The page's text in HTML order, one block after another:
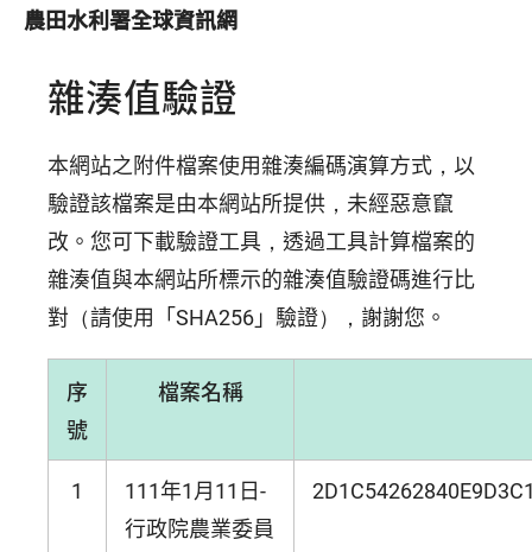
農田水利署全球資訊網
雜湊值驗證
本網站之附件檔案使用雜湊編碼演算方式，以
驗證該檔案是由本網站所提供，未經惡意竄
改。您可下載驗證工具，透過工具計算檔案的
雜湊值與本網站所標示的雜湊值驗證碼進行比
對（請使用「SHA256」驗證），謝謝您。
序
號
檔案名稱
1
111年1月11日-
行政院農業委員